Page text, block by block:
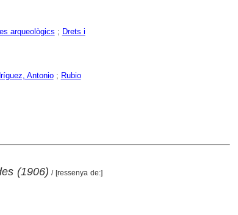
arqueològics ; Drets i
Antonio; Rubio
(1906) / [ressenya de:]